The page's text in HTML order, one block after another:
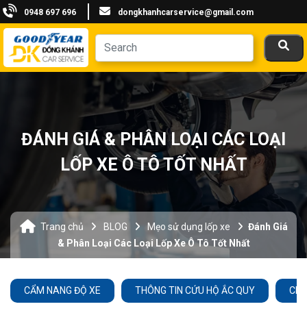
0948 697 696 dongkhanhcarservice@gmail.com
ĐÁNH GIÁ & PHÂN LOẠI CÁC LOẠI
LỐP XE Ô TÔ TỐT NHẤT
Trang chủ BLOG Mẹo sử dụng lốp xe
Đánh Giá
& Phân Loại Các Loại Lốp Xe Ô Tô Tốt Nhất
CẨM NANG ĐỘ XE THÔNG TIN CỨU HỘ ẮC QUY